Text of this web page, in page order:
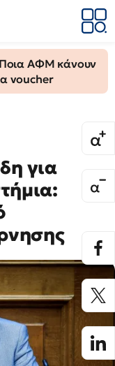
Ποια ΑΦΜ κάνουν
voucher
για